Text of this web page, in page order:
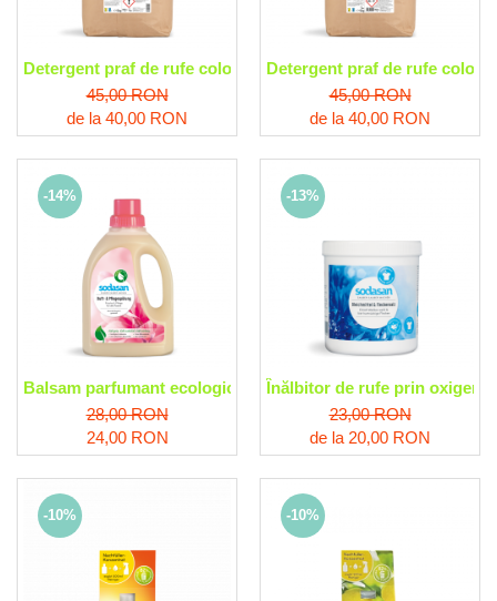
Detergent praf de rufe color lavanda , ecologic Sodasan
45,00 RON
de la 40,00 RON
Detergent praf de rufe color
45,00 RON
de la 40,00 RON
-14%
Balsam parfumant ecologic de rufe Sodasan
28,00 RON
24,00 RON
-13%
Înălbitor de rufe prin
23,00 RON
de la 20,00 RON
-10% -10%